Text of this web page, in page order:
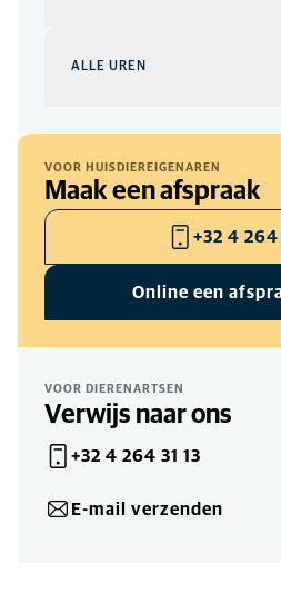
25 Dec
1 Jan
KLINIEK
Gesloten nieuwjaarsdag
ALLE UREN
WEEKDAGEN
09:00- 17:00
ELKE DAG
00-24
VOOR HUISDIEREIGENAREN
Maak een afspraak
+32 4 264
Online een
VOOR DIERENARTSEN
Verwijs naar ons
+32 4 264 31 13
E-mail verzenden